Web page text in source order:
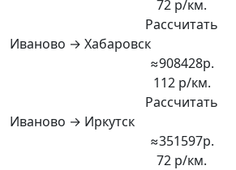
72 р/км.
Рассчитать
Иваново → Хабаровск
≈908428р.
112 р/км.
Рассчитать
Иваново → Иркутск
≈351597р.
72 р/км.